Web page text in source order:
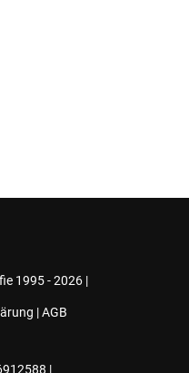
1995 - 2026 |
|AGB
|